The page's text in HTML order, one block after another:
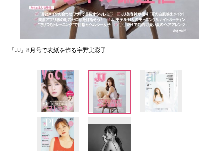
『JJ』8月号で表紙を飾る宇野実彩子